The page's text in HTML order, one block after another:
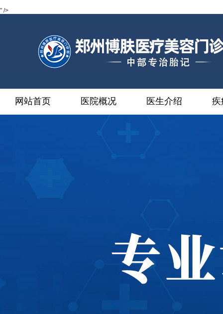
" />
网站首页 医院概况 医生介绍 疾